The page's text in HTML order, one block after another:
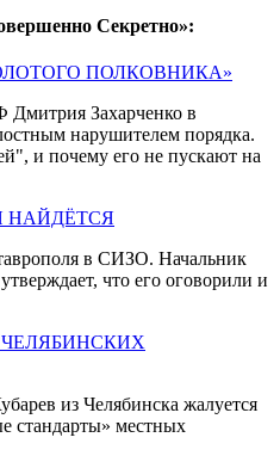
Секретно»:
ПОЛКОВНИКА»
Захарченко в
нарушителем порядка.
и почему его не пускают на
НАЙДЁТСЯ
в СИЗО. Начальник
что его оговорили и
из Челябинска жалуется
стандарты» местных